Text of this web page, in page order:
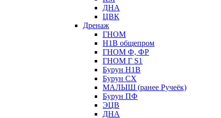
ДНА
ЦВК
Дренаж
ГНОМ
Н1В общепром
ГНОМ Ф, ФР
ГНОМ Г S1
Бурун Н1В
Бурун СХ
МАЛЫШ (ранее Ручеёк)
Бурун ПФ
ЭЦВ
ДНА